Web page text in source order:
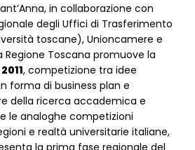
in collaborazione con
degli Uffici di Trasferimento
toscane), Unioncamere e
Toscana promuove la
, competizione tra idee
forma di business plan e
della ricerca accademica e
le analoghe competizioni
e realtà universitarie italiane,
la prima fase regionale del